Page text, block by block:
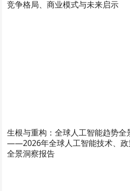
竞争格局、商业模式与未来启示
生根与重构：全球人工智能趋势全
——2026年全球人工智能技术、政
全景洞察报告